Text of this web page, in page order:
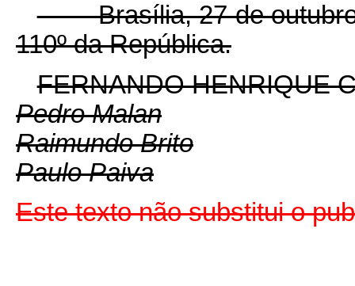
Brasília, 27 de outubro
110º da República.
FERNANDO HENRIQUE
Pedro Malan
Raimundo Brito
Paulo Paiva
Este texto não substitui o